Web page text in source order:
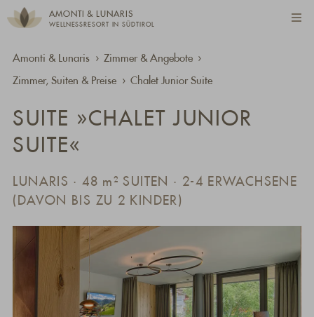
AMONTI & LUNARIS
WELLNESSRESORT IN SÜDTIROL
Amonti & Lunaris Zimmer & Angebote
Zimmer, Suiten & Preise Chalet Junior Suite
SUITE »CHALET JUNIOR
SUITE«
LUNARIS · 48 m² SUITEN · 2-4 ERWACHSENE
(DAVON BIS ZU 2 KINDER)